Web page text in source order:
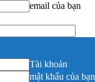
email của bạn
Tài khoản
mật khẩu của bạn